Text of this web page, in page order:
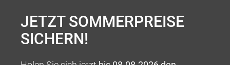
JETZT SOMMERPREISE
SICHERN!